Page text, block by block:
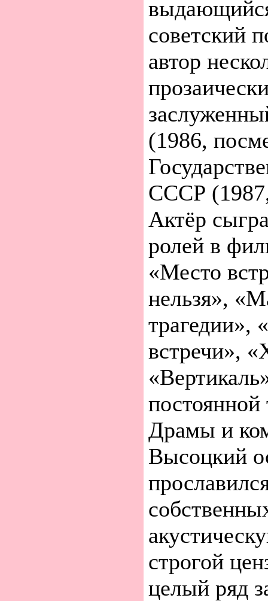
советский
автор
(1986,
СССР
Актёр
ролей в
«Место
нельзя»,
трагедии»,
встречи»,
постоянной
Драмы и
Высоцкий
строгой
целый ряд